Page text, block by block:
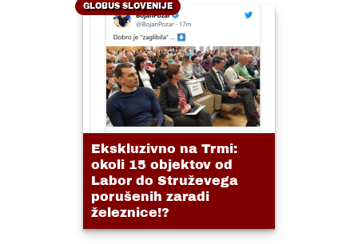
GLOBUS SLOVENIJE
Ekskluzivno na Trmi:
okoli 15 objektov od
Labor do Struževega
porušenih zaradi
železnice!?